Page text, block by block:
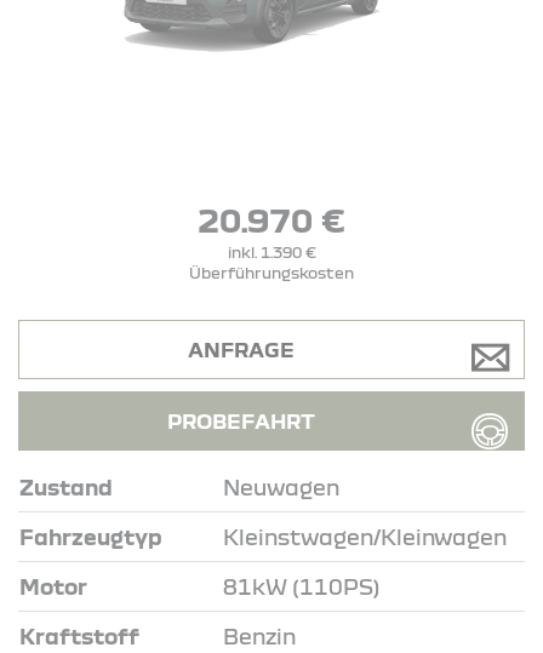
20.970 €
inkl. 1.390 €
Überführungskosten
Zustand Neuwagen
Fahrzeugtyp Kleinstwagen/Kleinwagen
Motor 81kW (110PS)
Kraftstoff Benzin
ANFRAGE
PROBEFAHRT